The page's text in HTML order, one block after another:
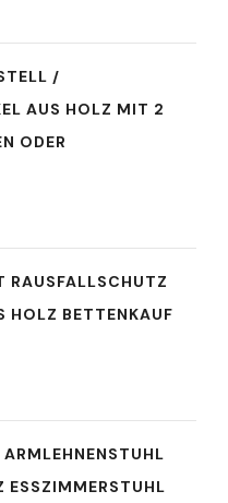
/
AUS HOLZ MIT 2
ODER
RAUSFALLSCHUTZ
HOLZ BETTENKAUF
ESSZIMMERSTUHL